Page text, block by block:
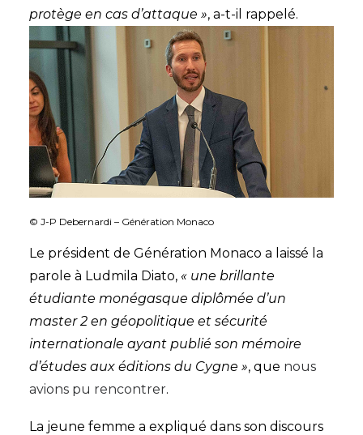
protège en cas d’attaque », a-t-il rappelé.
© J-P Debernardi – Génération Monaco
Le président de Génération Monaco a laissé la
parole à Ludmila Diato, « une brillante
étudiante monégasque diplômée d’un
master 2 en géopolitique et sécurité
internationale ayant publié son mémoire
d’études aux éditions du Cygne », que nous
avions pu rencontrer.
La jeune femme a expliqué dans son discours